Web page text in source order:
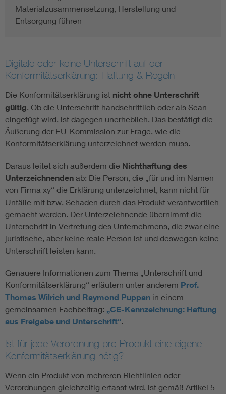
Materialzusammensetzung, Herstellung und
Entsorgung führen
Digitale oder keine Unterschrift auf der
Konformitätserklärung: Haftung & Regeln
Die Konformitätserklärung ist nicht ohne Unterschrift
gültig. Ob die Unterschrift handschriftlich oder als Scan
eingefügt wird, ist dagegen unerheblich. Das bestätigt die
Äußerung der EU-Kommission zur Frage, wie die
Konformitätserklärung unterzeichnet werden muss.
Daraus leitet sich außerdem die Nichthaftung des
Unterzeichnenden ab: Die Person, die „für und im Namen
von Firma xy“ die Erklärung unterzeichnet, kann nicht für
Unfälle mit bzw. Schaden durch das Produkt verantwortlich
gemacht werden. Der Unterzeichnende übernimmt die
Unterschrift in Vertretung des Unternehmens, die zwar eine
juristische, aber keine reale Person ist und deswegen keine
Unterschrift leisten kann.
Genauere Informationen zum Thema „Unterschrift und
Konformitätserklärung“ erläutern unter anderem Prof.
Thomas Wilrich und Raymond Puppan in einem
gemeinsamen Fachbeitrag: „CE-Kennzeichnung: Haftung
aus Freigabe und Unterschrift“.
Ist für jede Verordnung pro Produkt eine eigene
Konformitätserklärung nötig?
Wenn ein Produkt von mehreren Richtlinien oder
Verordnungen gleichzeitig erfasst wird, ist gemäß Artikel 5